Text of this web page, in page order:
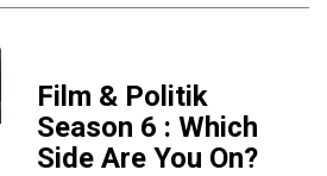
Film & Politik
Season 6 : Which
Side Are You On?